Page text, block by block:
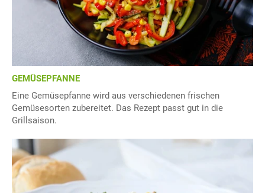
GEMÜSEPFANNE
Eine Gemüsepfanne wird aus verschiedenen frischen
Gemüsesorten zubereitet. Das Rezept passt gut in die
Grillsaison.